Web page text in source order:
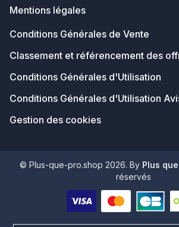
Mentions légales
Conditions Générales de Vente
Classement et référencement des
Conditions Générales d'Utilisation
Conditions Générales d'Utilisation
Gestion des cookies
© Plus-que-pro.shop 2026. By Plus
réservés